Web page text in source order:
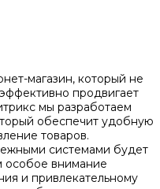
магазин, который не
продвигает
мы разработаем
обеспечит удобную
товаров.
системами будет
особое внимание
и привлекательному